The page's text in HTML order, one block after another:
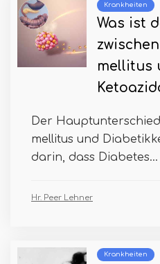
Krankheiten
Was ist
mellitus
Der
mellitus und
darin, dass Diabetes...
Hr. Peer Lehner
Krankheiten